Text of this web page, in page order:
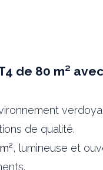
de 80 m²
de qualité.
, lumineuse et